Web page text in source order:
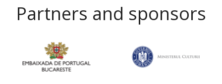
Partners and sponsors